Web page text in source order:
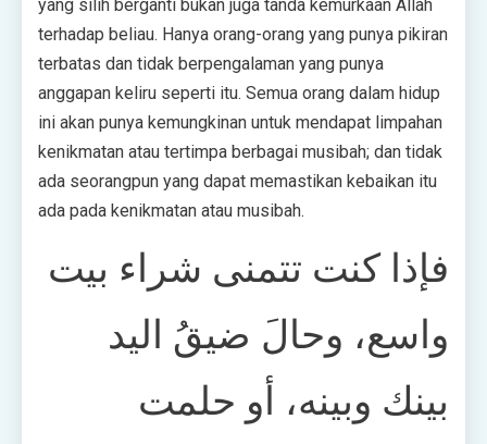
yang silih berganti bukan juga tanda kemurkaan Allah
terhadap beliau. Hanya orang-orang yang punya pikiran
terbatas dan tidak berpengalaman yang punya
anggapan keliru seperti itu. Semua orang dalam hidup
ini akan punya kemungkinan untuk mendapat limpahan
kenikmatan atau tertimpa berbagai musibah; dan tidak
ada seorangpun yang dapat memastikan kebaikan itu
ada pada kenikmatan atau musibah.
فإذا كنت تتمنى شراء بيت
واسع، وحالَ ضيقُ اليد
بينك وبينه، أو حلمت